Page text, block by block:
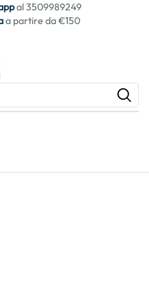
al 3509989249
a partire da €150